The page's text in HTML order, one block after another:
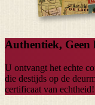
Authentiek,
U ontvangt het echte
die destijds op de
certificaat van echtheid!